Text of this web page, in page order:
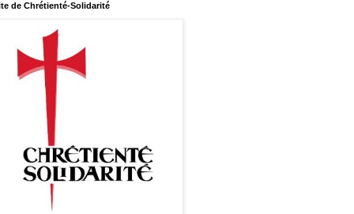
de Chrétienté-Solidarité